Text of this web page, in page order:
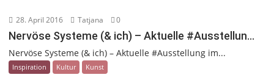
28. April 2016 Tatjana 0
Nervöse Systeme (& ich) – Aktuelle #Ausstellun…
Nervöse Systeme (& ich) – Aktuelle #Ausstellung im...
Inspiration Kultur Kunst